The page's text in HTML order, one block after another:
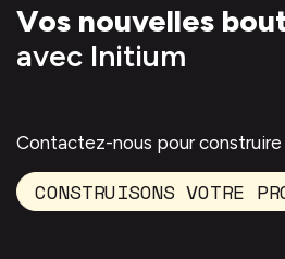
Vos nouvelles
avec Initium
Contactez-nous pour
CONSTRUISONS VOTRE